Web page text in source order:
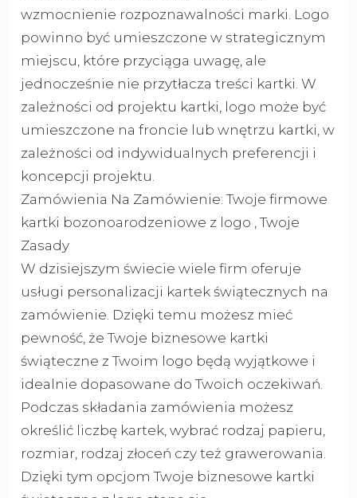
wzmocnienie rozpoznawalności marki. Logo
powinno być umieszczone w strategicznym
miejscu, które przyciąga uwagę, ale
jednocześnie nie przytłacza treści kartki. W
zależności od projektu kartki, logo może być
umieszczone na froncie lub wnętrzu kartki, w
zależności od indywidualnych preferencji i
koncepcji projektu.
Zamówienia Na Zamówienie: Twoje firmowe
kartki bozonoarodzeniowe z logo , Twoje
Zasady
W dzisiejszym świecie wiele firm oferuje
usługi personalizacji kartek świątecznych na
zamówienie. Dzięki temu możesz mieć
pewność, że Twoje biznesowe kartki
świąteczne z Twoim logo będą wyjątkowe i
idealnie dopasowane do Twoich oczekiwań.
Podczas składania zamówienia możesz
określić liczbę kartek, wybrać rodzaj papieru,
rozmiar, rodzaj złoceń czy też grawerowania.
Dzięki tym opcjom Twoje biznesowe kartki